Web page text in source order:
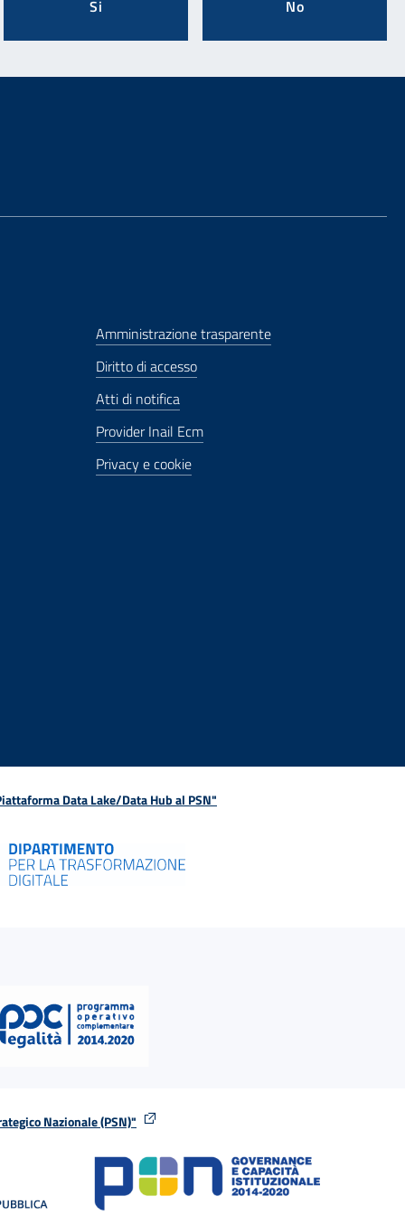
Si No
Amministrazione trasparente
Diritto di accesso
Atti di notifica
Provider Inail Ecm
Privacy e cookie
Data Lake/Data Hub al PSN"
Nazionale (PSN)"